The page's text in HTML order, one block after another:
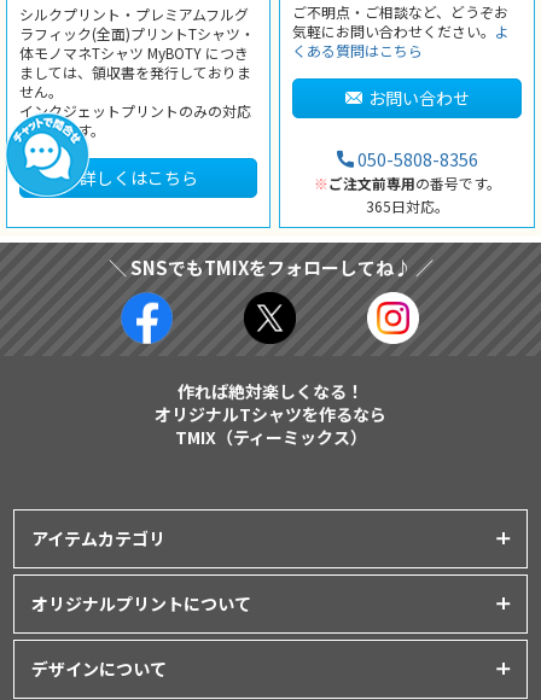
シルクプリント・プレミアムフルグ
ラフィック(全面)プリントTシャツ・
体モノマネTシャツ MyBOTY につき
ましては、領収書を発行しておりま
せん。
インクジェットプリントのみの対応
となります。
詳しくはこちら
ご不明点・ご相談など、どうぞお
気軽にお問い合わせください。 よ
くある質問はこちら
お問い合わせ
050-5808-8356
※ご注文前専用の番号です。
365日対応。
＼ SNSでもTMIXをフォローしてね♪ ／
作れば絶対楽しくなる！
オリジナルTシャツを作るなら
TMIX（ティーミックス）
アイテムカテゴリ
ポロシャツ│ スポーツウェア
オリジナルプリントについて
デザインについて